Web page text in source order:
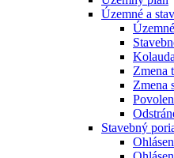
Územné a
Zmena
Zmena
Stavebný